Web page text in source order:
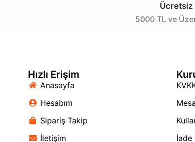
üretim olması, kalite güvencesi sunar. Gündüz
Sonuç olarak, bu LED aydınlatma ürünü hem
Ücretsiz
5000 TL ve
Hızlı Erişim
Anasayfa
Hesabım
Sipariş Takip
İletişim
İade